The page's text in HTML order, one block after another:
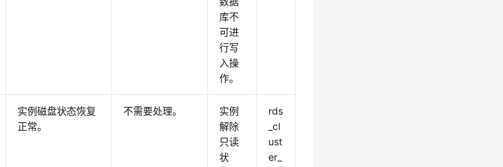
库不
可进
行写
入操
作。
实例磁盘状态恢复
正常。
不需要处理。
实例
解除
只读
状
rds
_cl
ust
er_